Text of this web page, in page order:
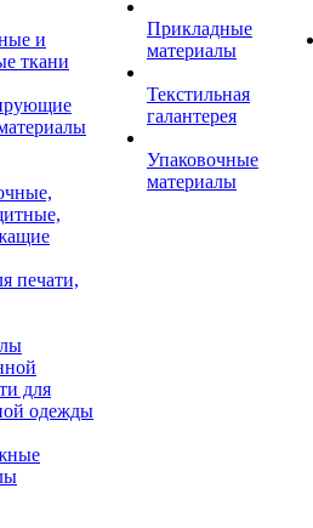
и
ткани
печати,
для
одежды
Прикладные
материалы
Текстильная
галантерея
Упаковочные
материалы